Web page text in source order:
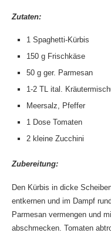
Zutaten:
1 Spaghetti-Kürbis
150 g Frischkäse
50 g ger. Parmesan
1-2 TL ital.
Meersalz, Pfeffer
1 Dose Tomaten
2 kleine Zucchini
Zubereitung:
Den Kürbis in dicke
entkernen und im Dampf
Parmesan vermengen und
abschmecken. Tomaten